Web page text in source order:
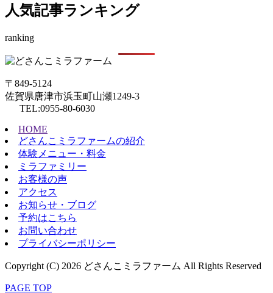
人気記事ランキング
ranking
〒849-5124
佐賀県唐津市浜玉町山瀬1249-3
TEL:0955-80-6030
HOME
どさんこミラファームの紹介
体験メニュー・料金
ミラファミリー
お客様の声
アクセス
お知らせ・ブログ
予約はこちら
お問い合わせ
プライバシーポリシー
Copyright (C) 2026 どさんこミラファーム All Rights Reserved
PAGE TOP